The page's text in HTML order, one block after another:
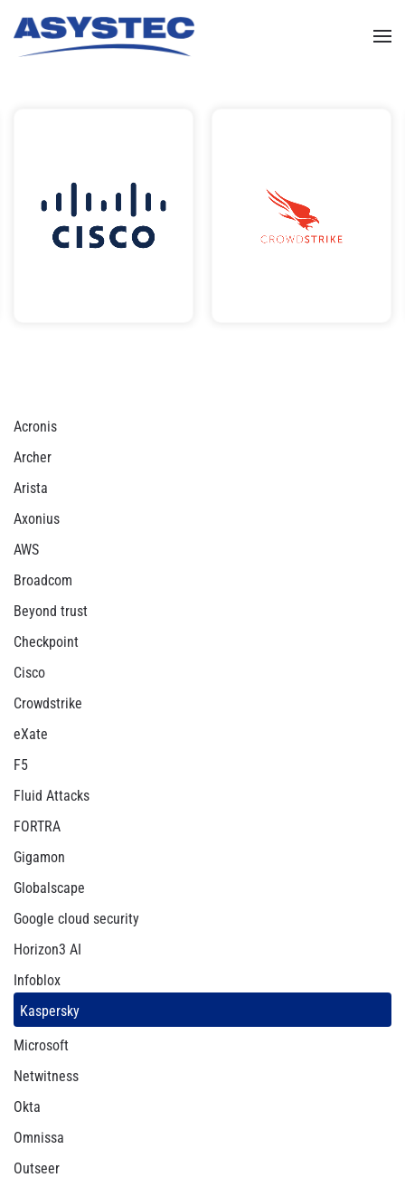
Skip to main content
Acronis
Archer
Arista
Axonius
AWS
Broadcom
Beyond trust
Checkpoint
Cisco
Crowdstrike
eXate
F5
Fluid Attacks
FORTRA
Gigamon
Globalscape
Google cloud security
Horizon3 AI
Infoblox
Kaspersky
Microsoft
Netwitness
Okta
Omnissa
Outseer